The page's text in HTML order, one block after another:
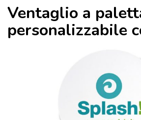
Ventaglio a
personalizzabile